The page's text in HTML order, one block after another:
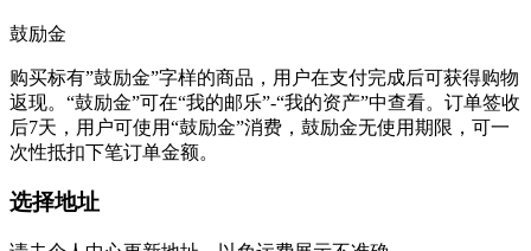
鼓励金
购买标有”鼓励金”字样的商品，用户在支付完成后可获得购物
返现。“鼓励金”可在“我的邮乐”-“我的资产”中查看。订单签收
后7天，用户可使用“鼓励金”消费，鼓励金无使用期限，可一
次性抵扣下笔订单金额。
选择地址